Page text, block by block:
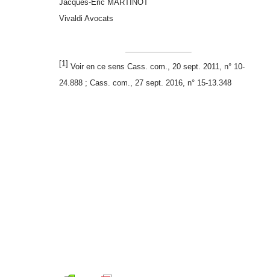
Jacques-Eric MARTINOT
Vivaldi Avocats
[1] Voir en ce sens Cass. com., 20 sept. 2011, n° 10-
24.888 ; Cass. com., 27 sept. 2016, n° 15-13.348